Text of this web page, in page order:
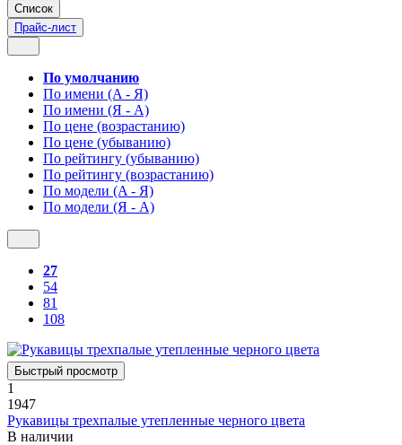
Список
Прайс-лист
По умолчанию
По имени (A - Я)
По имени (Я - A)
По цене (возрастанию)
По цене (убыванию)
По рейтингу (убыванию)
По рейтингу (возрастанию)
По модели (A - Я)
По модели (Я - A)
27
54
81
108
Быстрый просмотр
1
1947
Рукавицы трехпалые утепленные черного цвета
В наличии